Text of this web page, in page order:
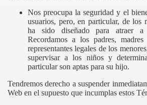
Nos preocupa la seguridad y el
usuarios, pero, en particular, de los
ha sido diseñado para atraer
Recordamos a los padres,
representantes legales de los
supervisar a los niños y
particular son aptas para su hijo.
Tendremos derecho a suspender
Web en el supuesto que incumplas estos